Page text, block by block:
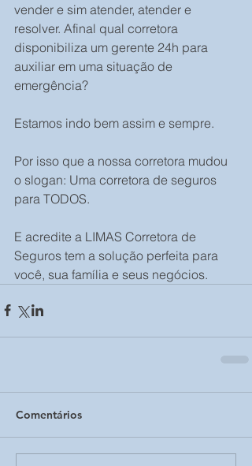
vender e sim atender, atender e
resolver. Afinal qual corretora
disponibiliza um gerente 24h para
auxiliar em uma situação de
emergência?
Estamos indo bem assim e sempre.
Por isso que a nossa corretora mudou
o slogan: Uma corretora de seguros
para TODOS.
E acredite a LIMAS Corretora de
Seguros tem a solução perfeita para
você, sua família e seus negócios.
Comentários